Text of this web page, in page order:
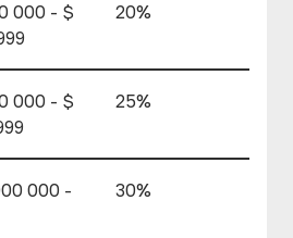
000 - $
20%
000 - $
25%
000 -
30%